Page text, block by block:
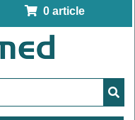
0 article